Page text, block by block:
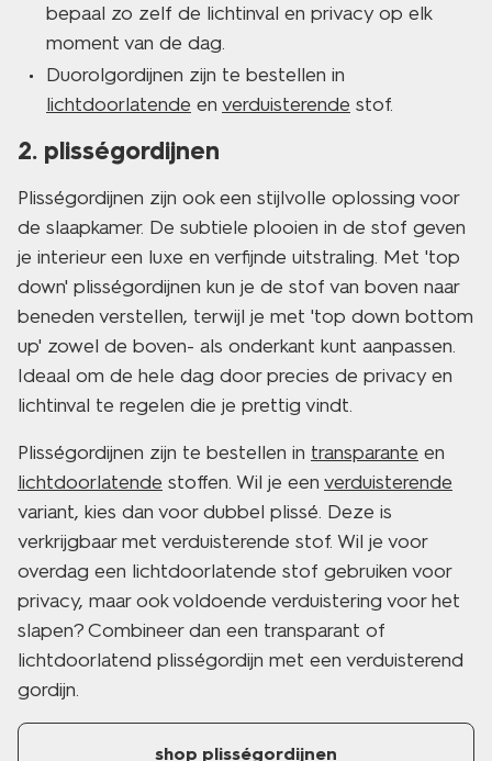
bepaal zo zelf de lichtinval en privacy op elk
moment van de dag.
Duorolgordijnen zijn te bestellen in
lichtdoorlatende en verduisterende stof.
2. plisségordijnen
Plisségordijnen zijn ook een stijlvolle oplossing voor
de slaapkamer. De subtiele plooien in de stof geven
je interieur een luxe en verfijnde uitstraling. Met 'top
down' plisségordijnen kun je de stof van boven naar
beneden verstellen, terwijl je met 'top down bottom
up' zowel de boven- als onderkant kunt aanpassen.
Ideaal om de hele dag door precies de privacy en
lichtinval te regelen die je prettig vindt.
Plisségordijnen zijn te bestellen in transparante en
lichtdoorlatende stoffen. Wil je een verduisterende
variant, kies dan voor dubbel plissé. Deze is
verkrijgbaar met verduisterende stof. Wil je voor
overdag een lichtdoorlatende stof gebruiken voor
privacy, maar ook voldoende verduistering voor het
slapen? Combineer dan een transparant of
lichtdoorlatend plisségordijn met een verduisterend
gordijn.
shop plisségordijnen